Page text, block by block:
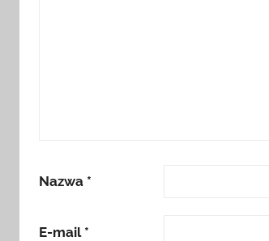
Nazwa *
E-mail *